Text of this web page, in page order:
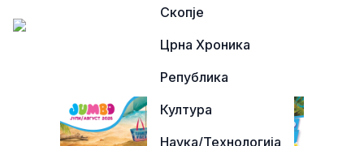
Скопје
Црна Хроника
Република
Култура
Наука/Технологија